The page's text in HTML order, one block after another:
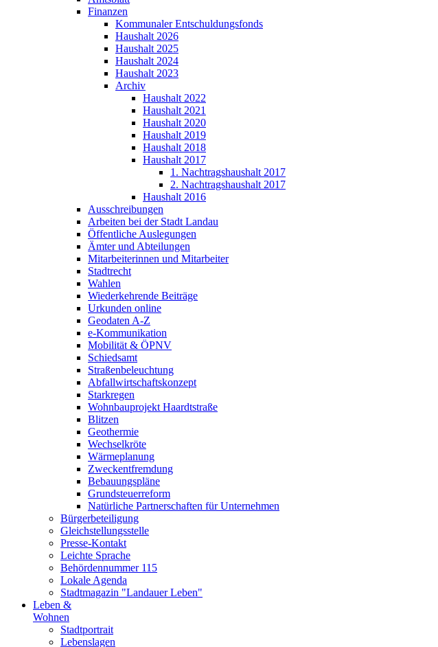
Finanzen
Kommunaler Entschuldungsfonds
Haushalt 2026
Haushalt 2025
Haushalt 2024
Haushalt 2023
Archiv
Haushalt 2022
Haushalt 2021
Haushalt 2020
Haushalt 2019
Haushalt 2018
Haushalt 2017
1. Nachtragshaushalt 2017
2. Nachtragshaushalt 2017
Haushalt 2016
Ausschreibungen
Arbeiten bei der Stadt Landau
Öffentliche Auslegungen
Ämter und Abteilungen
Mitarbeiterinnen und Mitarbeiter
Stadtrecht
Wahlen
Wiederkehrende Beiträge
Urkunden online
Geodaten A-Z
e-Kommunikation
Mobilität & ÖPNV
Schiedsamt
Straßenbeleuchtung
Abfallwirtschaftskonzept
Starkregen
Wohnbauprojekt Haardtstraße
Blitzen
Geothermie
Wechselkröte
Wärmeplanung
Zweckentfremdung
Bebauungspläne
Grundsteuerreform
Natürliche Partnerschaften für Unternehmen
Bürgerbeteiligung
Gleichstellungsstelle
Presse-Kontakt
Leichte Sprache
Behördennummer 115
Lokale Agenda
Stadtmagazin "Landauer Leben"
Leben &
Wohnen
Stadtportrait
Lebenslagen